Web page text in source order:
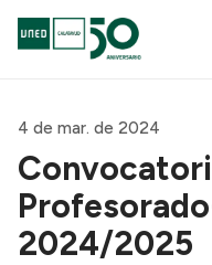
4 de mar. de 2024
2024/2025